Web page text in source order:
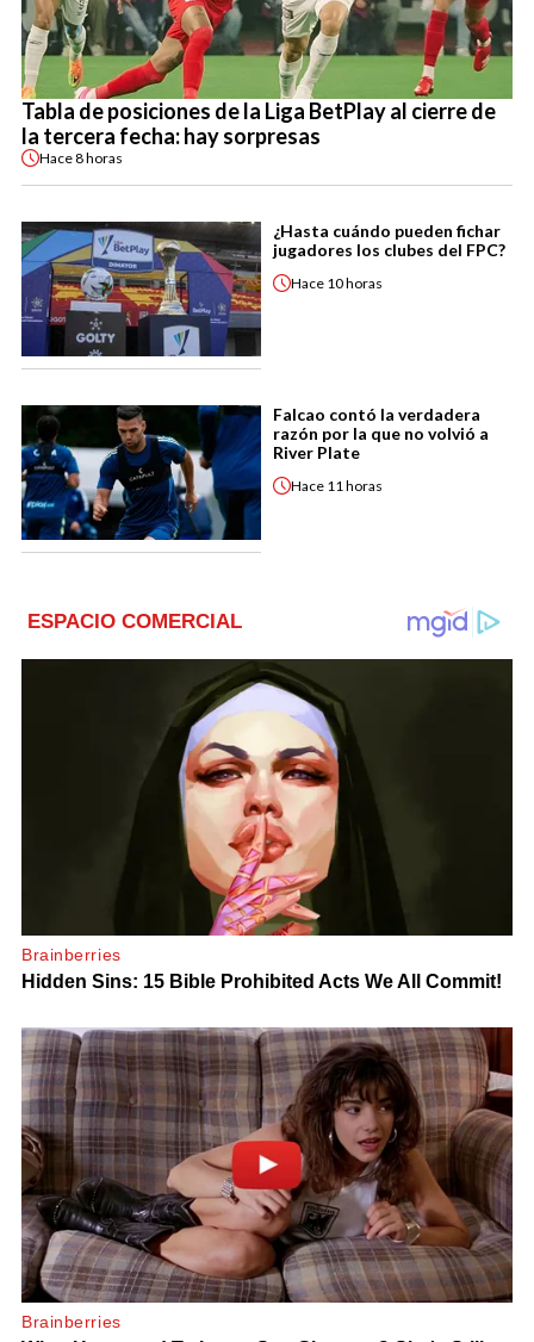
Tabla de posiciones de la Liga BetPlay al cierre de
la tercera fecha: hay sorpresas
Hace8 horas
¿Hasta cuándo pueden fichar
jugadores los clubes del FPC?
Hace 10 horas
Falcao contó la verdadera
razón por la que no volvió a
River Plate
Hace 11 horas